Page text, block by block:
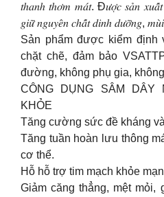
𝑡ℎ𝑎𝑛ℎ 𝑡ℎ𝑜̛𝑚 𝑚𝑎́𝑡. Đ𝑢̛𝑜̛̣𝑐 𝑠𝑎̉𝑛 𝑥𝑢𝑎̂́𝑡
𝑔𝑖𝑢̛̃ 𝑛𝑔𝑢𝑦𝑒̂𝑛 𝑐ℎ𝑎̂́𝑡 𝑑𝑖𝑛ℎ 𝑑𝑢̛𝑜̛̃𝑛𝑔,
Sản phẩm được kiểm định
chặt chẽ, đảm bảo
đường, không phụ gia,
CÔNG DỤNG SÂM DÂY
KHỎE
Tăng cường sức đề kháng
Tăng tuần hoàn lưu thông
cơ thể.
Hỗ hỗ trợ tim mạch khỏe
Giảm căng thẳng, mệt mỏi,